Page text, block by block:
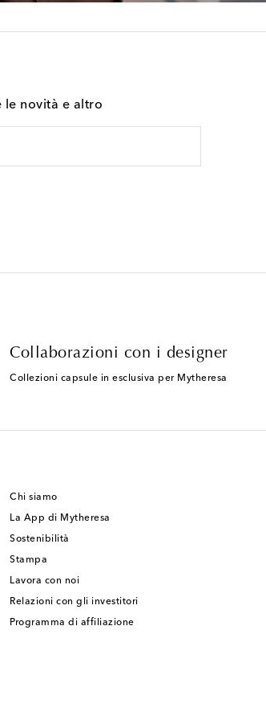
le novità e altro
Collaborazioni con i designer
Collezioni capsule in esclusiva per Mytheresa
Chi siamo
La App di Mytheresa
Sostenibilità
Stampa
Lavora con noi
Relazioni con gli investitori
Programma di affiliazione